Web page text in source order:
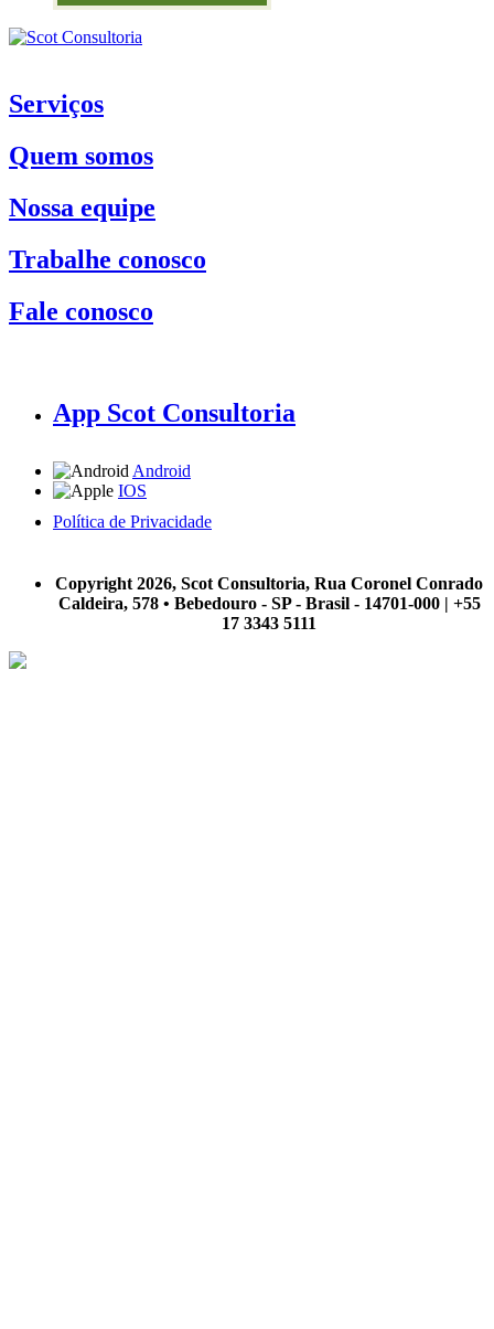
Serviços
Quem somos
Nossa equipe
Trabalhe conosco
Fale conosco
App Scot Consultoria
Android
IOS
Política de Privacidade
Copyright 2026, Scot Consultoria, Rua Coronel Conrado
Caldeira, 578 • Bebedouro - SP - Brasil - 14701-000 | +55
17 3343 5111